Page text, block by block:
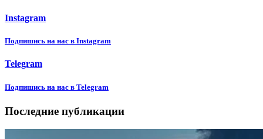
Instagram
Подпишиcь на нас в Instagram
Telegram
Подпишиcь на нас в Telegram
Последние публикации